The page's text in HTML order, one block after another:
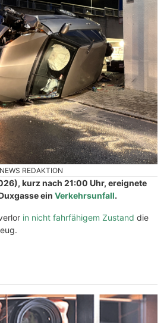
REDAKTION
kurz nach 21:00 Uhr, ereignete
ein Verkehrsunfall.
in nicht fahrfähigem Zustand die